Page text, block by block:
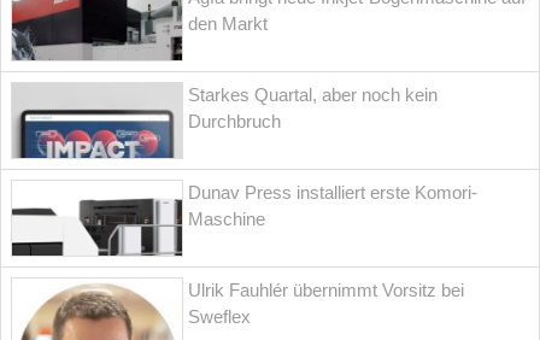
den Markt
Starkes Quartal, aber noch kein
Durchbruch
Dunav Press installiert erste Komori-
Maschine
Ulrik Fauhlér übernimmt Vorsitz bei
Sweflex